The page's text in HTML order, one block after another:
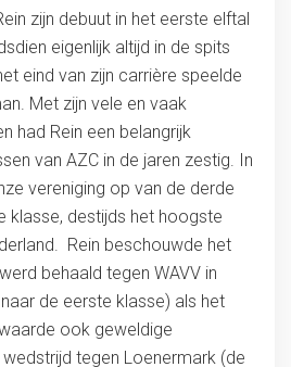
zijn debuut in het eerste elftal
eigenlijk altijd in de spits
eind van zijn carrière speelde
Met zijn vele en vaak
had Rein een belangrijk
van AZC in de jaren zestig. In
vereniging op van de derde
klasse, destijds het hoogste
Rein beschouwde het
behaald tegen WAVV in
de eerste klasse) als het
ook geweldige
wedstrijd tegen Loenermark (de